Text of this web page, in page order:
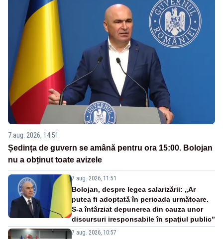
7 aug. 2026, 14:51
Ședința de guvern se amână pentru ora 15:00. Bolojan
nu a obținut toate avizele
7 aug. 2026, 11:51
Bolojan, despre legea salarizării: „Ar
putea fi adoptată în perioada următoare.
S-a întârziat depunerea din cauza unor
discursuri iresponsabile în spaţiul public”
7 aug. 2026, 10:57